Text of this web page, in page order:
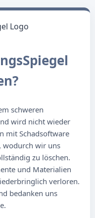
schweren
wird nicht wieder
mit Schadsoftware
wodurch wir uns
zu löschen.
und Materialien
verloren.
bedanken uns